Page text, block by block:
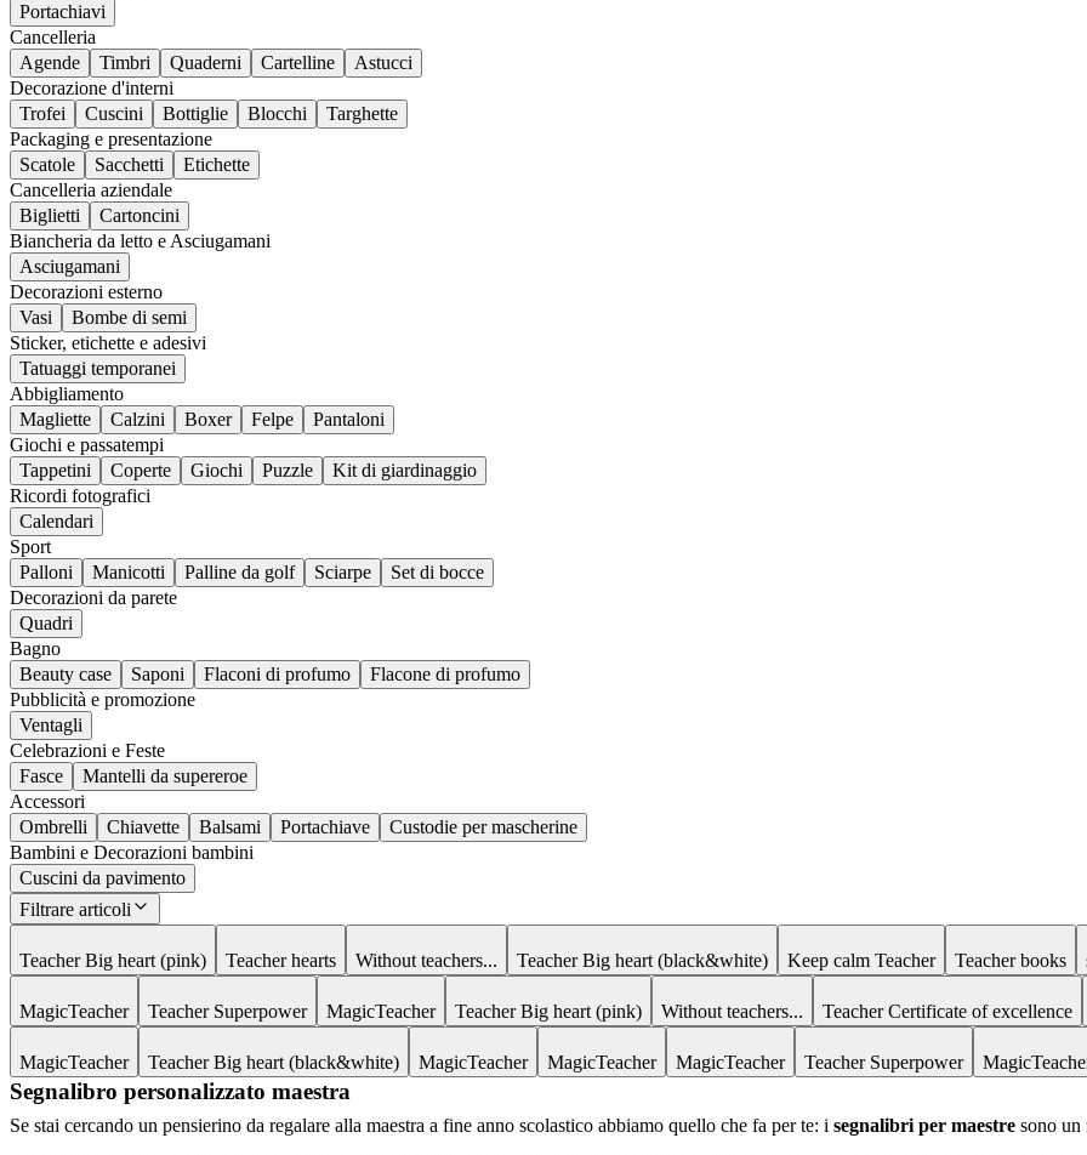
Portachiavi
Cancelleria
Agende
Timbri Quaderni Cartelline
Astucci
Decorazione d'interni
Trofei
Cuscini Bottiglie Blocchi
Targhette
Packaging e presentazione
Scatole
Sacchetti
Etichette
Cancelleria aziendale
Biglietti
Cartoncini
Biancheria da letto e Asciugamani
Asciugamani
Decorazioni esterno
Vasi
Bombe di semi
Sticker, etichette e adesivi
Tatuaggi temporanei
Abbigliamento
Magliette
Calzini Boxer Felpe
Pantaloni
Giochi e passatempi
Tappetini
Coperte Giochi Puzzle
Kit di giardinaggio
Ricordi fotografici
Calendari
Sport
Palloni
Manicotti Palline da golf Sciarpe
Set di bocce
Decorazioni da parete
Quadri
Bagno
Beauty case
Saponi Flaconi di profumo
Flacone di profumo
Pubblicità e promozione
Ventagli
Celebrazioni e Feste
Fasce
Mantelli da supereroe
Accessori
Ombrelli
Chiavette Balsami Portachiave
Custodie per mascherine
Bambini e Decorazioni bambini
Cuscini da pavimento
Filtrare articoli
Teacher Big heart (pink) Teacher hearts Without teachers... Teacher Big heart (black&white) Keep calm Teacher Teacher books
MagicTeacher Teacher Superpower MagicTeacher Teacher Big heart (pink) Without teachers... Teacher Certificate of excellence
MagicTeacher Teacher Big heart (black&white) MagicTeacher MagicTeacher MagicTeacher Teacher Superpower
Segnalibro personalizzato maestra
Se stai cercando un pensierino da regalare alla maestra a fine anno scolastico abbiamo quello che fa per te: i segnalibri per maestre sono un